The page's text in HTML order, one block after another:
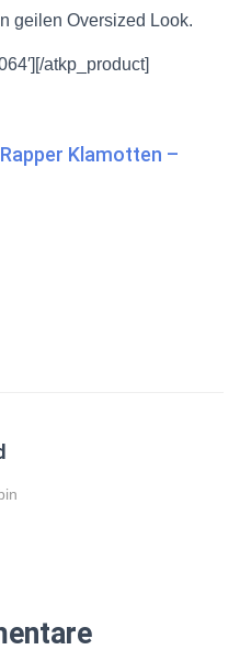
geilen Oversized Look.
atkp_product]
Klamotten –